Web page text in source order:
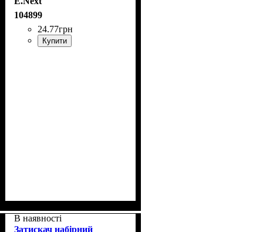
104899
24.77грн
Купити
В наявності
Затискач набірний